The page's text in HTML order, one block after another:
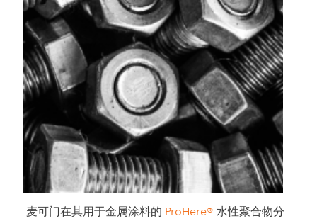
麦可门在其用于金属涂料的 ProHere® 水性聚合物分